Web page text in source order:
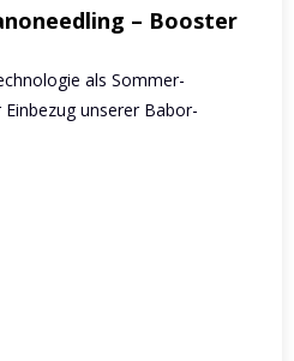
– Booster
als Sommer-
unserer Babor-